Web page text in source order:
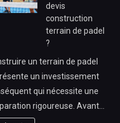
devis
construction
terrain de padel
?
un terrain de padel
un investissement
qui nécessite une
rigoureuse. Avant…